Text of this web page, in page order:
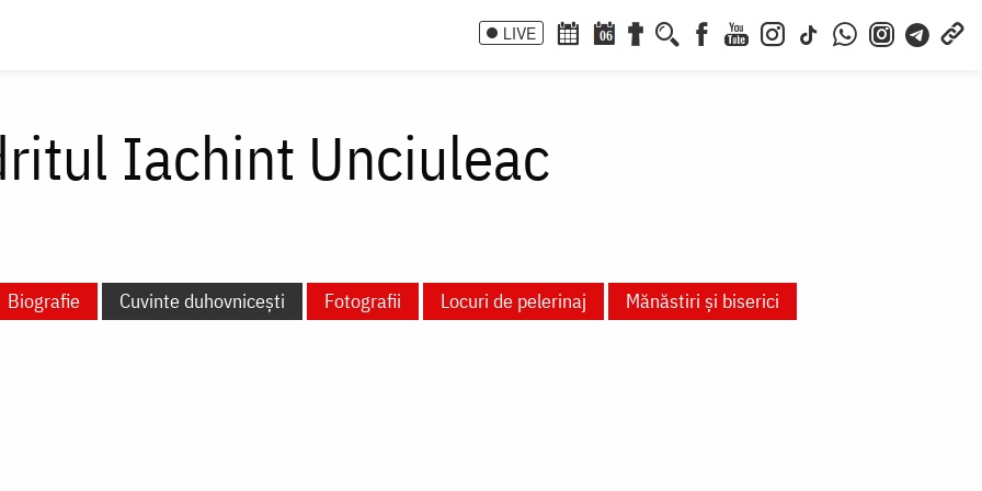
LIVE 06
Iachint Unciuleac
Biografie Cuvinte duhovnicești Fotografii Locuri de pelerinaj
Mănăstiri și biserici